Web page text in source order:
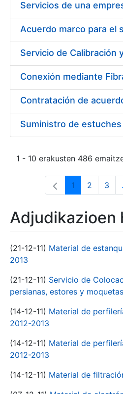
1 - 10 erakusten 486
Orrialdea
1 2 3
Adjudikazioen
(21-12-11) Material de
2013
(21-12-11) Servicio de
persianas, estores y
(14-12-11) Material de
2012-2013
(14-12-11) Material de
2012-2013
(14-12-11) Material de